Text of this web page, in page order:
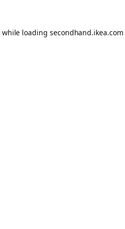
while loading secondhand.ikea.com